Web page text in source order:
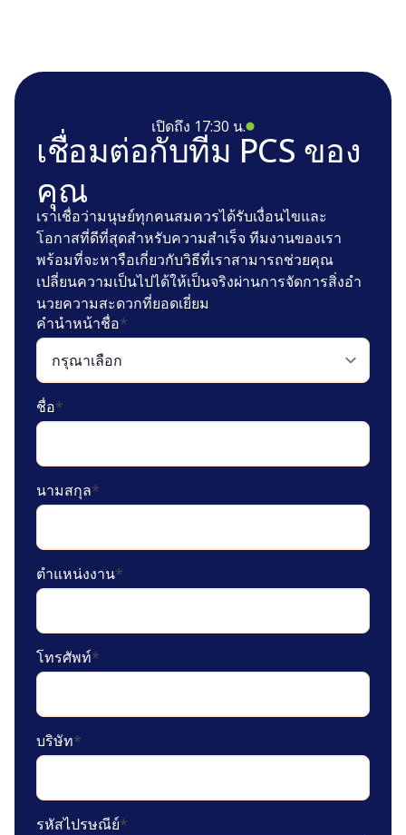
เปิดถึง 17:30 น.
เชื่อมต่อกับทีม PCS ของ
คุณ
เราเชื่อว่ามนุษย์ทุกคนสมควรได้รับเงื่อนไขและ
โอกาสที่ดีที่สุดสําหรับความสําเร็จ ทีมงานของเรา
พร้อมที่จะหารือเกี่ยวกับวิธีที่เราสามารถช่วยคุณ
เปลี่ยนความเป็นไปได้ให้เป็นจริงผ่านการจัดการสิ่งอํา
นวยความสะดวกที่ยอดเยี่ยม
คำนำหน้าชื่อ*
ชื่อ*
นามสกุล*
ตำแหน่งงาน*
โทรศัพท์*
บริษัท*
รหัสไปรษณีย์*